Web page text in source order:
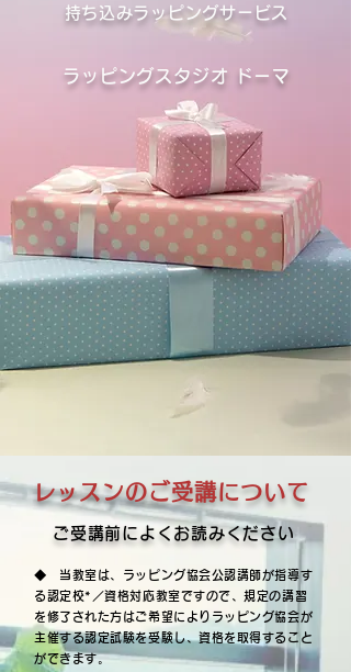
​持ち込みラッピングサービス
ラッピングスタジオ ドーマ
レッスンのご受講について
ご受講前によくお読みください
◆ 当教室は、ラッピング協会公認講師が指導す
る認定校*／資格対応教室ですので、規定の講習
を修了された方はご希望によりラッピング協会が
主催する認定試験を受験し、資格を取得すること
ができます。